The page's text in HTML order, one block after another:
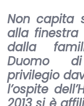
Non capita
alla
dalla
Duomo
privilegio
l’ospite